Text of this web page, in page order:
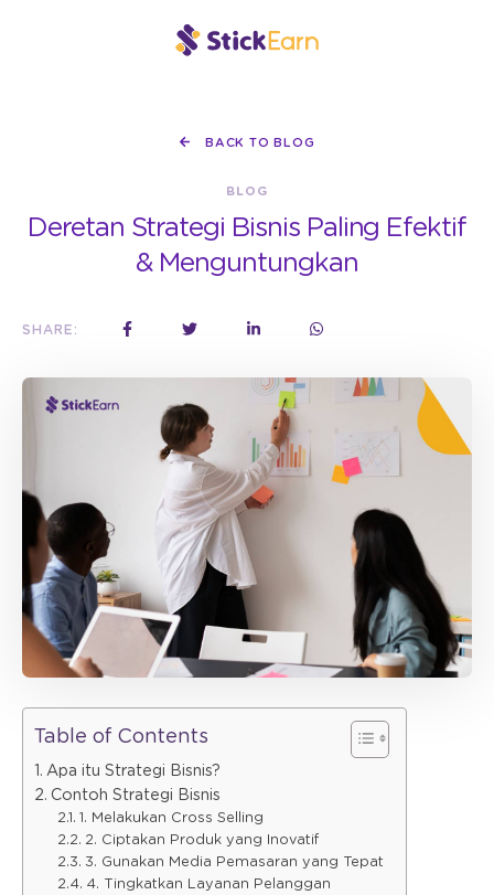
BACK TO BLOG
BLOG
Deretan Strategi Bisnis Paling Efektif
& Menguntungkan
SHARE:
Table of Contents
Apa itu Strategi Bisnis?
Contoh Strategi Bisnis
1. Melakukan Cross Selling
2. Ciptakan Produk yang Inovatif
3. Gunakan Media Pemasaran yang Tepat
4. Tingkatkan Layanan Pelanggan